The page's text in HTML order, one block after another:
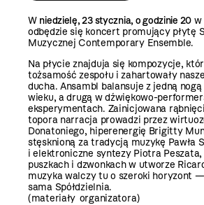
W niedzielę, 23 stycznia, o godzinie 20 w
odbędzie się koncert promujący płytę
Muzycznej Contemporary Ensemble.
Na płycie znajduja się kompozycje,
tożsamość zespołu i zahartowały
ducha. Ansambl balansuje z jedną
wieku, a drugą w dźwiękowo-
eksperymentach. Zainicjowana
topora narracja prowadzi przez
Donatoniego, hiperenergię Brigitty
stęsknioną za tradycją muzykę Pawła
i elektroniczne syntezy Piotra
puszkach i dzwonkach w utworze
muzyka walczy tu o szeroki horyzont
sama Spółdzielnia.
(materiały organizatora)